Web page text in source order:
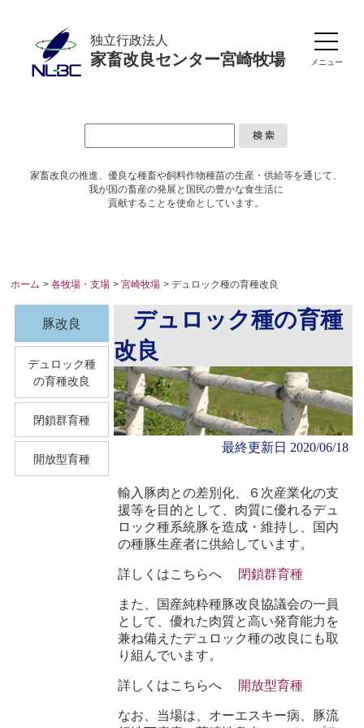
独立行政法人
家畜改良センター宮崎牧場 メニュー
家畜改良の推進、優良な種畜や飼料作物種苗の生産・供給等を通じて、
我が国の畜産の発展と国民の豊かな食生活に
貢献することを使命としています。
ホーム >各牧場・支場 >宮崎牧場 > デュロック種の育種改良
豚改良
デュロック種
の育種改良
閉鎖群育種
開放型育種
デュロック種の育種
改良
最終更新日 2020/06/18
輸入豚肉との差別化、６次産業化の支
援等を目的として、肉質に優れるデュ
ロック種系統豚を造成・維持し、国内
の種豚生産者に供給しています。
詳しくはこちらへ 閉鎖群育種
また、国産純粋種豚改良協議会の一員
として、優れた肉質と高い発育能力を
兼ね備えたデュロック種の改良にも取
り組んでいます。
詳しくはこちらへ 開放型育種
なお、当場は、オーエスキー病、豚流